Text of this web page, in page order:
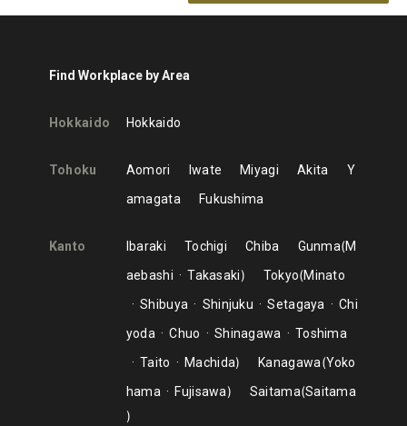
Find Workplace by Area
Hokkaido Hokkaido
Tohoku Aomori Iwate Miyagi Akita
Y
amagata
Fukushima
Kanto Ibaraki Tochigi Chiba Gunma M
aebashi
Takasaki Tokyo Minato
Shibuya
Shinjuku Setagaya
Chi
yoda
Chuo Shinagawa
Toshima
Taito
Machida Kanagawa Yoko
hama
Fujisawa Saitama Saitama